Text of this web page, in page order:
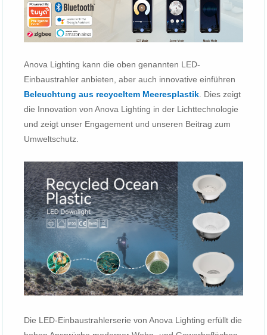
Anova Lighting kann die oben genannten LED-
Einbaustrahler anbieten, aber auch innovative einführen
Beleuchtung aus recyceltem Meeresplastik . Dies zeigt
die Innovation von Anova Lighting in der Lichttechnologie
und zeigt unser Engagement und unseren Beitrag zum
Umweltschutz.
Die LED-Einbaustrahlerserie von Anova Lighting erfüllt die